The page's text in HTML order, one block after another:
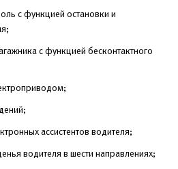
с функцией остановки и
с функцией бесконтактного
ассистентов водителя;
водителя в шести направлениях;